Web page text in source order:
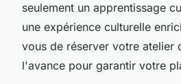
seulement un apprentissage
une expérience culturelle
vous de réserver votre atelier
l'avance pour garantir votre